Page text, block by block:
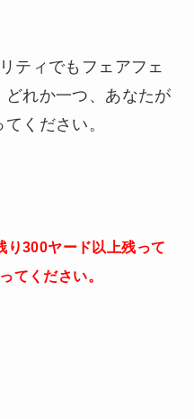
ティでもフェアフェ
れか一つ、あなたが
ください。
り300ヤード以上残って
てください。